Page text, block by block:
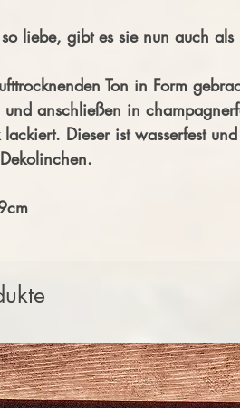
liebe, gibt es sie nun auch als
Ton in Form
anschließen in
Dieser ist wasserfest